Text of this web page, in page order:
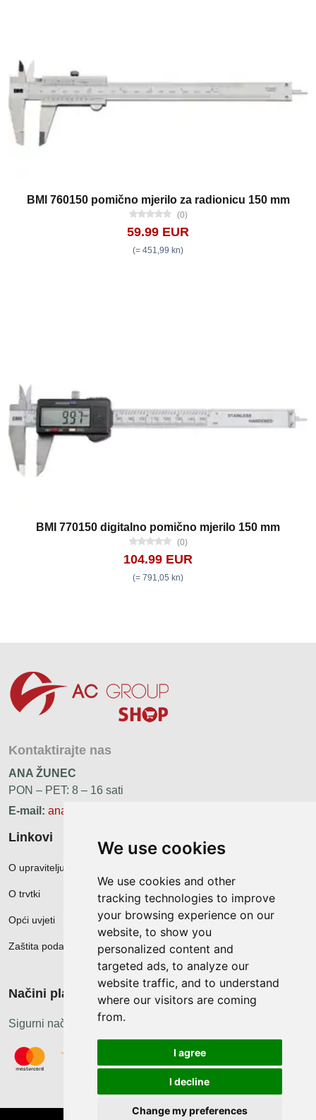
We use cookies
We use cookies and other
tracking technologies to improve
your browsing experience on our
website, to show you
personalized content and
targeted ads, to analyze our
website traffic, and to understand
where our visitors are coming
from.
I agree
I decline
Change my preferences
BMI 760150 pomično mjerilo za radionicu 150 mm
(0)
59.99 EUR
(= 451,99 kn)
BMI 770150 digitalno pomično mjerilo 150 mm
(0)
104.99 EUR
(= 791,05 kn)
Kontaktirajte nas
ANA ŽUNEC
PON – PET: 8 – 16 sati
E-mail: ana.zunec@ac-group.hr
Linkovi
O upravitelju web portala
O trvtki
Opći uvjeti
Zaštita podataka
Načini plačanja
Sigurni načini plaćanja